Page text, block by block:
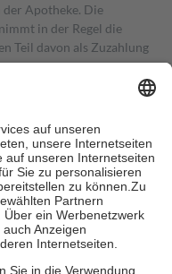
der Apotheke. Die
in der Regel die
Teil davon als Zuzahlung
in Höhe von zehn
mehr als die tatsächlichen
für Online-Apotheken.
beträgt die
zehn Euro je
ihre eigene Gesundheit zu
zu unterstützen,